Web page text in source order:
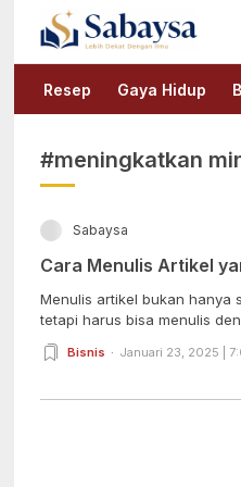
Sabaysa
Lebih Dekat Dengan Ilmu
Resep Gaya Hidup
#meningkatkan
Sabaysa
Cara Menulis Artikel
Menulis artikel bukan hanya
tetapi harus bisa menulis
Bisnis Januari 23, 2025 |